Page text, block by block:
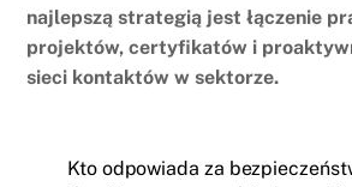
najlepszą strategią jest łączenie
projektów, certyfikatów i
sieci kontaktów w sektorze.
Kto odpowiada za